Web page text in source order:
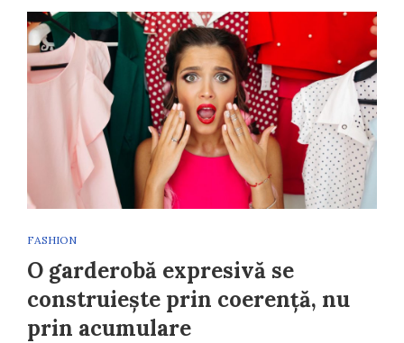
FASHION
O garderobă expresivă se
construiește prin coerență, nu
prin acumulare